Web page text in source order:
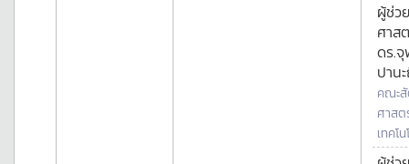
ผู้ช่วย
ศาส
ดร.
ปาน
คณะ
ศาสต
เทคโ